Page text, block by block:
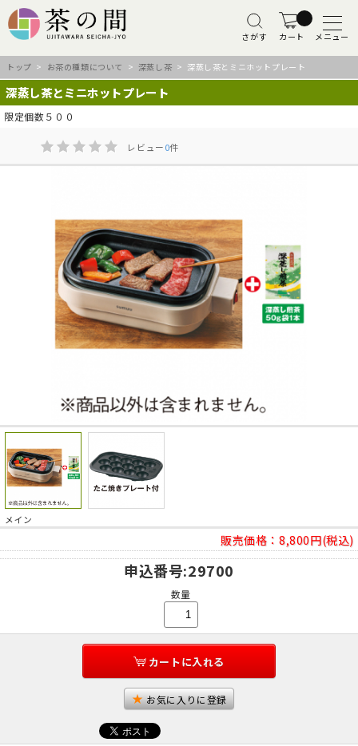
さがす カート メニュー
トップ > お茶の種類について > 深蒸し茶 > 深蒸し茶とミニホットプレート
深蒸し茶とミニホットプレート
限定個数５００
レビュー0件
メイン
販売価格： 8,800円(税込)
申込番号:29700
数量
カートに入れる
お気に入りに登録